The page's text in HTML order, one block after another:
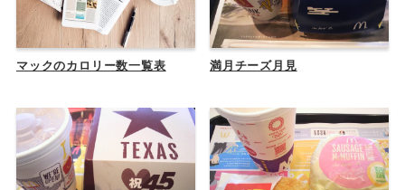
マックのカロリー数一覧表 満月チーズ月見